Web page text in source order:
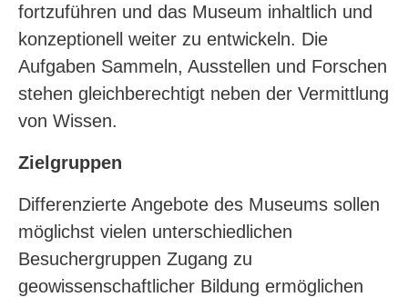
fortzuführen und das Museum inhaltlich und
konzeptionell weiter zu entwickeln. Die
Aufgaben Sammeln, Ausstellen und Forschen
stehen gleichberechtigt neben der Vermittlung
von Wissen.
Zielgruppen
Differenzierte Angebote des Museums sollen
möglichst vielen unterschiedlichen
Besuchergruppen Zugang zu
geowissenschaftlicher Bildung ermöglichen